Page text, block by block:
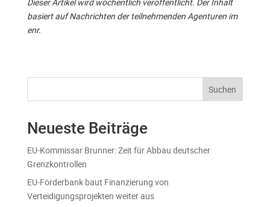
basiert auf Nachrichten der teilnehmenden Agenturen im
enr.
Suchen
Neueste Beiträge
EU-Kommissar Brunner: Zeit für Abbau deutscher
Grenzkontrollen
EU-Förderbank baut Finanzierung von
Verteidigungsprojekten weiter aus